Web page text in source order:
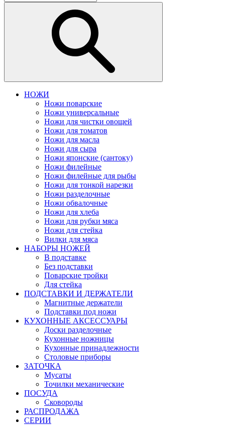
НОЖИ
Ножи поварские
Ножи универсальные
Ножи для чистки овощей
Ножи для томатов
Ножи для масла
Ножи для сыра
Ножи японские (сантоку)
Ножи филейные
Ножи филейные для рыбы
Ножи для тонкой нарезки
Ножи разделочные
Ножи обвалочные
Ножи для хлеба
Ножи для рубки мяса
Ножи для стейка
Вилки для мяса
НАБОРЫ НОЖЕЙ
В подставке
Без подставки
Поварские тройки
Для стейка
ПОДСТАВКИ И ДЕРЖАТЕЛИ
Магнитные держатели
Подставки под ножи
КУХОННЫЕ АКСЕССУАРЫ
Доски разделочные
Кухонные ножницы
Кухонные принадлежности
Столовые приборы
ЗАТОЧКА
Мусаты
Точилки механические
ПОСУДА
Сковороды
РАСПРОДАЖА
СЕРИИ